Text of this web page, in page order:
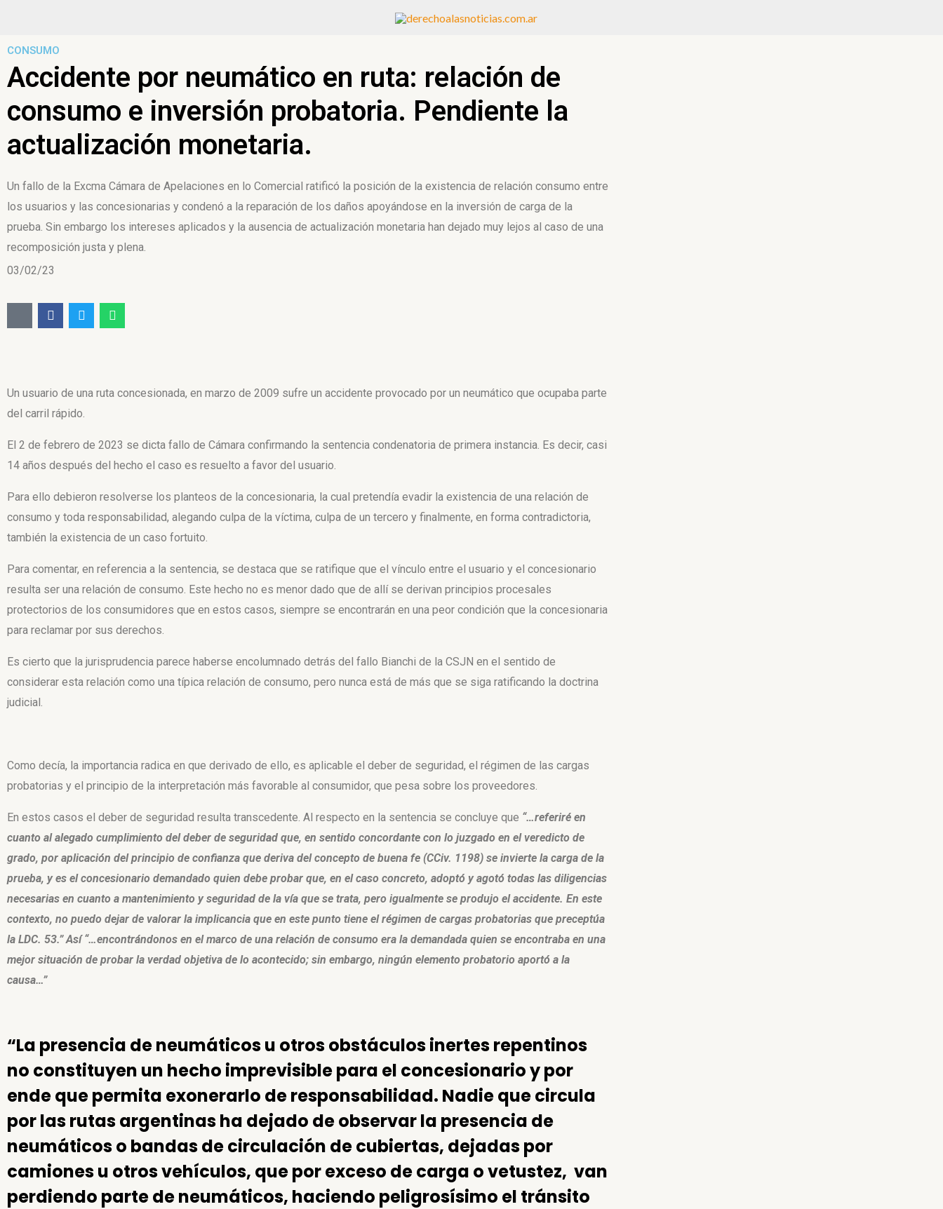
CONSUMO
Accidente por neumático en ruta: relación de
consumo e inversión probatoria. Pendiente la
actualización monetaria.
Un fallo de la Excma Cámara de Apelaciones en lo Comercial ratificó la posición de la existencia de relación consumo entre
los usuarios y las concesionarias y condenó a la reparación de los daños apoyándose en la inversión de carga de la
prueba. Sin embargo los intereses aplicados y la ausencia de actualización monetaria han dejado muy lejos al caso de una
recomposición justa y plena.
03/02/23
Un usuario de una ruta concesionada, en marzo de 2009 sufre un accidente provocado por un neumático que ocupaba parte
del carril rápido.
El 2 de febrero de 2023 se dicta fallo de Cámara confirmando la sentencia condenatoria de primera instancia. Es decir, casi
14 años después del hecho el caso es resuelto a favor del usuario.
Para ello debieron resolverse los planteos de la concesionaria, la cual pretendía evadir la existencia de una relación de
consumo y toda responsabilidad, alegando culpa de la víctima, culpa de un tercero y finalmente, en forma contradictoria,
también la existencia de un caso fortuito.
Para comentar, en referencia a la sentencia, se destaca que se ratifique que el vínculo entre el usuario y el concesionario
resulta ser una relación de consumo. Este hecho no es menor dado que de allí se derivan principios procesales
protectorios de los consumidores que en estos casos, siempre se encontrarán en una peor condición que la concesionaria
para reclamar por sus derechos.
Es cierto que la jurisprudencia parece haberse encolumnado detrás del fallo Bianchi de la CSJN en el sentido de
considerar esta relación como una típica relación de consumo, pero nunca está de más que se siga ratificando la doctrina
judicial.
Como decía, la importancia radica en que derivado de ello, es aplicable el deber de seguridad, el régimen de las cargas
probatorias y el principio de la interpretación más favorable al consumidor, que pesa sobre los proveedores.
En estos casos el deber de seguridad resulta transcedente. Al respecto en la sentencia se concluye que “…referiré en
cuanto al alegado cumplimiento del deber de seguridad que, en sentido concordante con lo juzgado en el veredicto de
grado, por aplicación del principio de confianza que deriva del concepto de buena fe (CCiv. 1198) se invierte la carga de la
prueba, y es el concesionario demandado quien debe probar que, en el caso concreto, adoptó y agotó todas las diligencias
necesarias en cuanto a mantenimiento y seguridad de la vía que se trata, pero igualmente se produjo el accidente. En este
contexto, no puedo dejar de valorar la implicancia que en este punto tiene el régimen de cargas probatorias que preceptúa
la LDC. 53.” Así “…encontrándonos en el marco de una relación de consumo era la demandada quien se encontraba en una
mejor situación de probar la verdad objetiva de lo acontecido; sin embargo, ningún elemento probatorio aportó a la
causa…”
“La presencia de neumáticos u otros obstáculos inertes repentinos
no constituyen un hecho imprevisible para el concesionario y por
ende que permita exonerarlo de responsabilidad. Nadie que circula
por las rutas argentinas ha dejado de observar la presencia de
neumáticos o bandas de circulación de cubiertas, dejadas por
camiones u otros vehículos, que por exceso de carga o vetustez, van
perdiendo parte de neumáticos, haciendo peligrosísimo el tránsito